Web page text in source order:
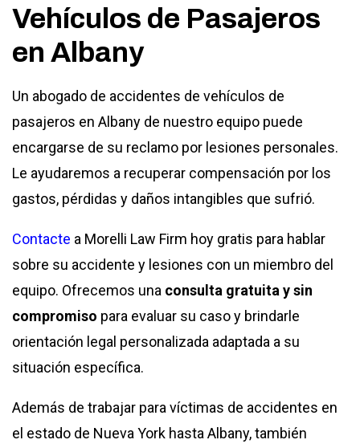
Vehículos de Pasajeros
en Albany
Un abogado de accidentes de vehículos de
pasajeros en Albany de nuestro equipo puede
encargarse de su reclamo por lesiones personales.
Le ayudaremos a recuperar compensación por los
gastos, pérdidas y daños intangibles que sufrió.
Contacte a Morelli Law Firm hoy gratis para hablar
sobre su accidente y lesiones con un miembro del
equipo. Ofrecemos una consulta gratuita y sin
compromiso para evaluar su caso y brindarle
orientación legal personalizada adaptada a su
situación específica.
Además de trabajar para víctimas de accidentes en
el estado de Nueva York hasta Albany, también